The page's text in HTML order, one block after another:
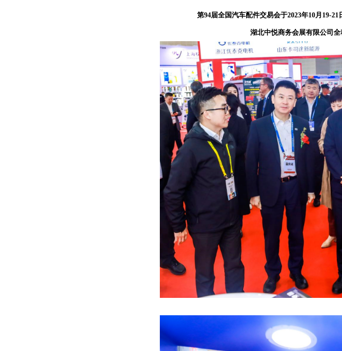
第94届全国汽车配件交易会于2023年10月19-
湖北中悦商务会展有限公司全